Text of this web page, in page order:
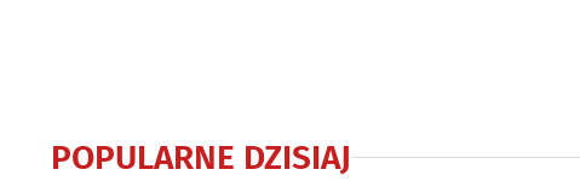
POPULARNE DZISIAJ